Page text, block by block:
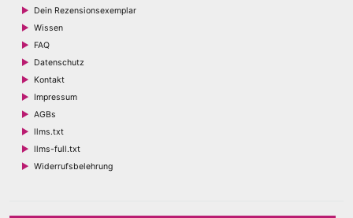
Dein Rezensionsexemplar
Wissen
FAQ
Datenschutz
Kontakt
Impressum
AGBs
llms.txt
llms-full.txt
Widerrufsbelehrung